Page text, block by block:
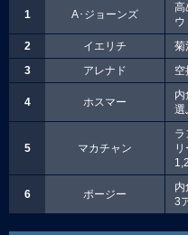
1 A･ジョーンズ
高
ウ
2
イエリチ
菊
3
アレナド 空
4 ホスマー
内
選
5 マカチャン
6 ポージー
内
3